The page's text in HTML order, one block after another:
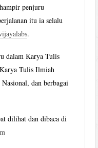
penjuru
itu ia selalu
.
dalam Karya Tulis
Tulis Ilmiah
dan berbagai
dilihat dan dibaca di